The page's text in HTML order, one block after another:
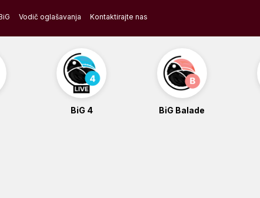
Vodič oglašavanja Kontaktirajte nas
BiG 4 BiG Balade